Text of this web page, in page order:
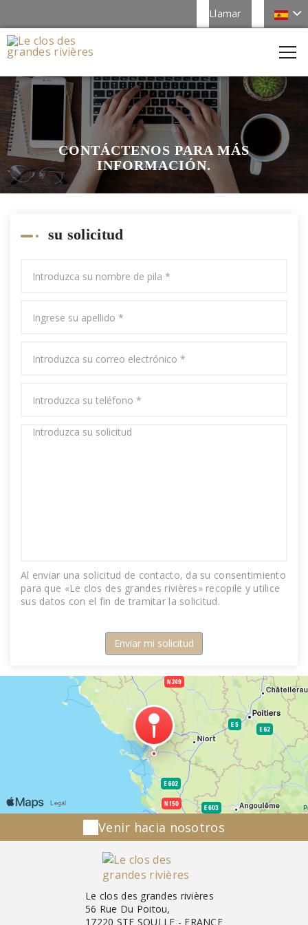
Llamar
CONTÁCTENOS PARA MÁS
INFORMACIÓN.
su solicitud
Al enviar una solicitud de contacto, da su consentimiento
para que «Le clos des grandes rivières» recopile y utilice
sus datos con el fin de tramitar la solicitud.
Venir hacia nosotros
Le clos des grandes rivières
56 Rue Du Poitou,
17220 STE SOULLE - FRANCE